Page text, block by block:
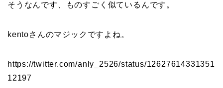
そうなんです、ものすごく似ているんです。
kentoさんのマジックですよね。
https://twitter.com/anly_2526/status/12627614331351
12197